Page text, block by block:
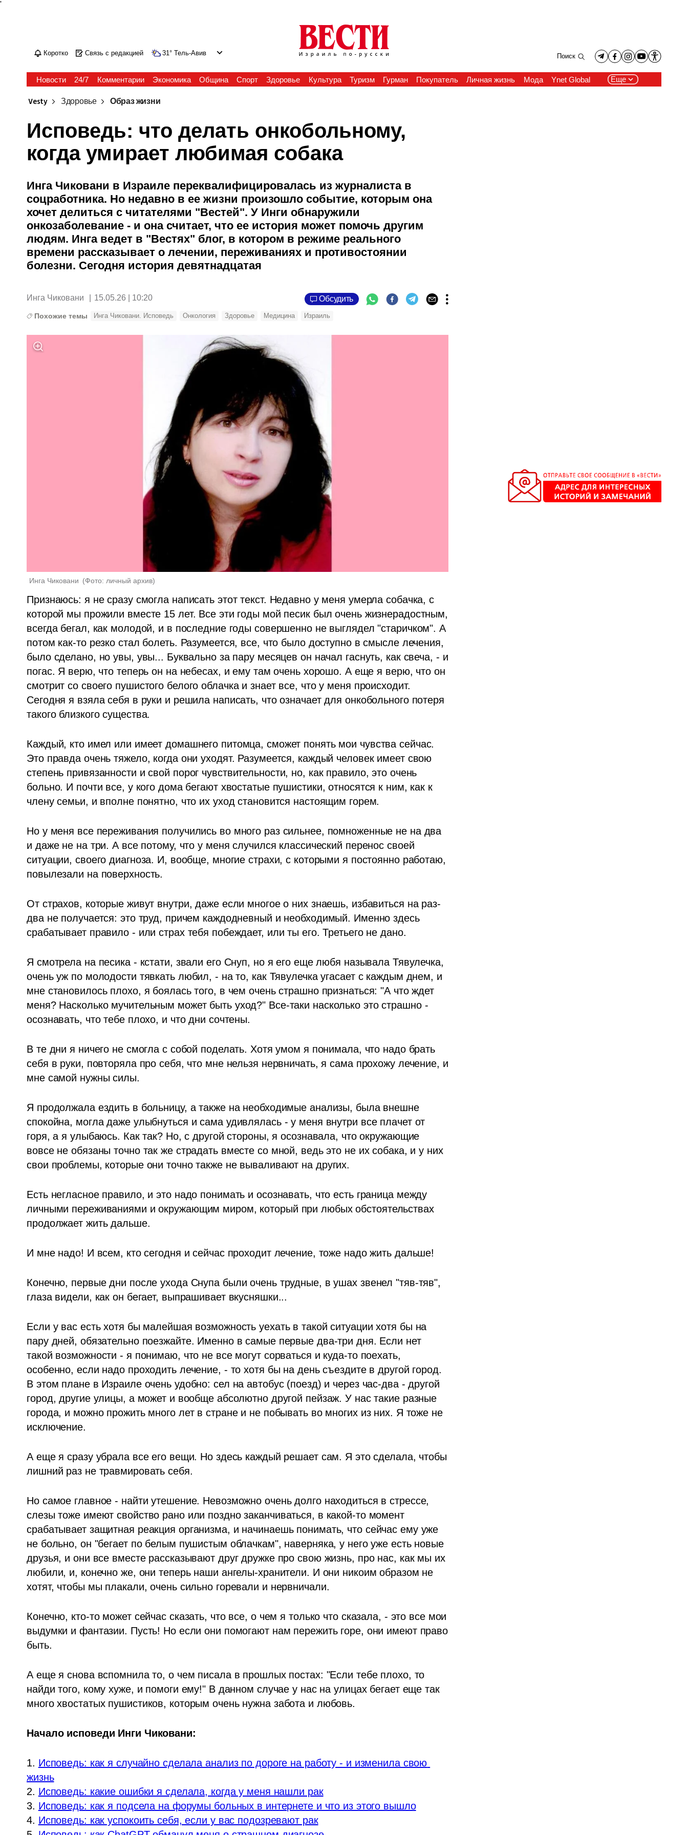
'
Коротко Связь с редакцией 31° Тель-Авив Поиск
Новости 24/7 Комментарии Экономика Община Спорт Здоровье Культура Туризм Гурман Покупатель Личная жизнь Мода Ynet Global Еще
Vesty Здоровье Образ жизни
Исповедь: что делать онкобольному,
когда умирает любимая собака
Инга Чиковани в Израиле переквалифицировалась из журналиста в
соцработника. Но недавно в ее жизни произошло событие, которым она
хочет делиться с читателями "Вестей". У Инги обнаружили
онкозаболевание - и она считает, что ее история может помочь другим
людям. Инга ведет в "Вестях" блог, в котором в режиме реального
времени рассказывает о лечении, переживаниях и противостоянии
болезни. Сегодня история девятнадцатая
Инга Чиковани 15.05.26 | 10:20 Обсудить
Похожие темы Инга Чиковани. Исповедь Онкология Здоровье Медицина Израиль
Инга Чиковани (Фото: личный архив)
Признаюсь: я не сразу смогла написать этот текст. Недавно у меня умерла собачка, с
которой мы прожили вместе 15 лет. Все эти годы мой песик был очень жизнерадостным,
всегда бегал, как молодой, и в последние годы совершенно не выглядел "старичком". А
потом как-то резко стал болеть. Разумеется, все, что было доступно в смысле лечения,
было сделано, но увы, увы... Буквально за пару месяцев он начал гаснуть, как свеча, - и
погас. Я верю, что теперь он на небесах, и ему там очень хорошо. А еще я верю, что он
смотрит со своего пушистого белого облачка и знает все, что у меня происходит.
Сегодня я взяла себя в руки и решила написать, что означает для онкобольного потеря
такого близкого существа.
Каждый, кто имел или имеет домашнего питомца, сможет понять мои чувства сейчас.
Это правда очень тяжело, когда они уходят. Разумеется, каждый человек имеет свою
степень привязанности и свой порог чувствительности, но, как правило, это очень
больно. И почти все, у кого дома бегают хвостатые пушистики, относятся к ним, как к
члену семьи, и вполне понятно, что их уход становится настоящим горем.
Но у меня все переживания получились во много раз сильнее, помноженные не на два
и даже не на три. А все потому, что у меня случился классический перенос своей
ситуации, своего диагноза. И, вообще, многие страхи, с которыми я постоянно работаю,
повылезали на поверхность.
От страхов, которые живут внутри, даже если многое о них знаешь, избавиться на раз-
два не получается: это труд, причем каждодневный и необходимый. Именно здесь
срабатывает правило - или страх тебя побеждает, или ты его. Третьего не дано.
Я смотрела на песика - кстати, звали его Снуп, но я его еще любя называла Тявулечка,
очень уж по молодости тявкать любил, - на то, как Тявулечка угасает с каждым днем, и
мне становилось плохо, я боялась того, в чем очень страшно признаться: "А что ждет
меня? Насколько мучительным может быть уход?" Все-таки насколько это страшно -
осознавать, что тебе плохо, и что дни сочтены.
В те дни я ничего не смогла с собой поделать. Хотя умом я понимала, что надо брать
себя в руки, повторяла про себя, что мне нельзя нервничать, я сама прохожу лечение, и
мне самой нужны силы.
Я продолжала ездить в больницу, а также на необходимые анализы, была внешне
спокойна, могла даже улыбнуться и сама удивлялась - у меня внутри все плачет от
горя, а я улыбаюсь. Как так? Но, с другой стороны, я осознавала, что окружающие
вовсе не обязаны точно так же страдать вместе со мной, ведь это не их собака, и у них
свои проблемы, которые они точно также не вываливают на других.
Есть негласное правило, и это надо понимать и осознавать, что есть граница между
личными переживаниями и окружающим миром, который при любых обстоятельствах
продолжает жить дальше.
И мне надо! И всем, кто сегодня и сейчас проходит лечение, тоже надо жить дальше!
Конечно, первые дни после ухода Снупа были очень трудные, в ушах звенел "тяв-тяв",
глаза видели, как он бегает, выпрашивает вкусняшки...
Если у вас есть хотя бы малейшая возможность уехать в такой ситуации хотя бы на
пару дней, обязательно поезжайте. Именно в самые первые два-три дня. Если нет
такой возможности - я понимаю, что не все могут сорваться и куда-то поехать,
особенно, если надо проходить лечение, - то хотя бы на день съездите в другой город.
В этом плане в Израиле очень удобно: сел на автобус (поезд) и через час-два - другой
город, другие улицы, а может и вообще абсолютно другой пейзаж. У нас такие разные
города, и можно прожить много лет в стране и не побывать во многих из них. Я тоже не
исключение.
А еще я сразу убрала все его вещи. Но здесь каждый решает сам. Я это сделала, чтобы
лишний раз не травмировать себя.
Но самое главное - найти утешение. Невозможно очень долго находиться в стрессе,
слезы тоже имеют свойство рано или поздно заканчиваться, в какой-то момент
срабатывает защитная реакция организма, и начинаешь понимать, что сейчас ему уже
не больно, он "бегает по белым пушистым облачкам", наверняка, у него уже есть новые
друзья, и они все вместе рассказывают друг дружке про свою жизнь, про нас, как мы их
любили, и, конечно же, они теперь наши ангелы-хранители. И они никоим образом не
хотят, чтобы мы плакали, очень сильно горевали и нервничали.
Конечно, кто-то может сейчас сказать, что все, о чем я только что сказала, - это все мои
выдумки и фантазии. Пусть! Но если они помогают нам пережить горе, они имеют право
быть.
А еще я снова вспомнила то, о чем писала в прошлых постах: "Если тебе плохо, то
найди того, кому хуже, и помоги ему!" В данном случае у нас на улицах бегает еще так
много хвостатых пушистиков, которым очень нужна забота и любовь.
Начало исповеди Инги Чиковани:
1. Исповедь: как я случайно сделала анализ по дороге на работу - и изменила свою
жизнь
2. Исповедь: какие ошибки я сделала, когда у меня нашли рак
3. Исповедь: как я подсела на форумы больных в интернете и что из этого вышло
4. Исповедь: как успокоить себя, если у вас подозревают рак